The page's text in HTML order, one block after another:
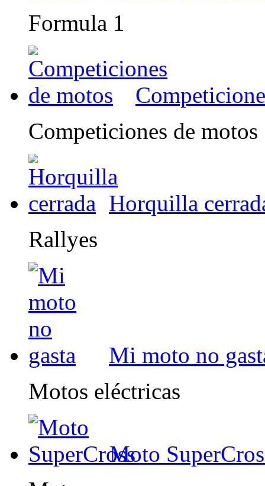
Formula 1
Competiciones de motos
Horquilla
Rallyes
Mi moto no
Motos eléctricas
Moto